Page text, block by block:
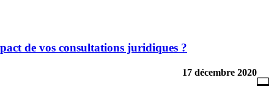
de vos consultations juridiques ?
17 décembre 2020